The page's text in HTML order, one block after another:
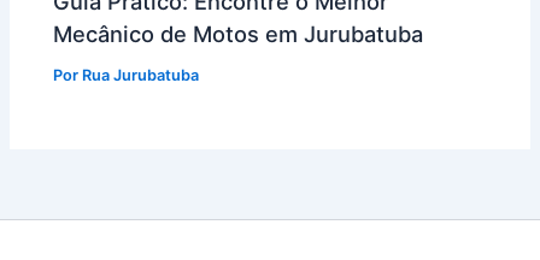
Mecânico de Motos em Jurubatuba
Por Rua Jurubatuba